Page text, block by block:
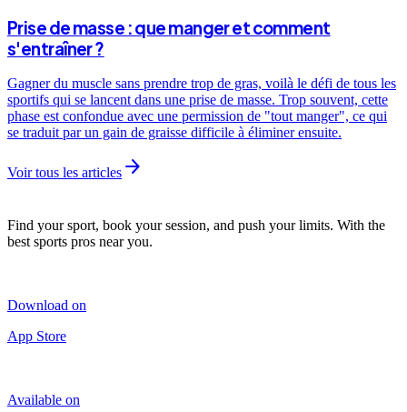
Prise de masse : que manger et comment
s'entraîner ?
Gagner du muscle sans prendre trop de gras, voilà le défi de tous les
sportifs qui se lancent dans une prise de masse. Trop souvent, cette
phase est confondue avec une permission de "tout manger", ce qui
se traduit par un gain de graisse difficile à éliminer ensuite.
Voir tous les articles arrow_forward
Find your sport, book your session, and push your limits. With the
best sports pros near you.
Download on
App Store
Available on